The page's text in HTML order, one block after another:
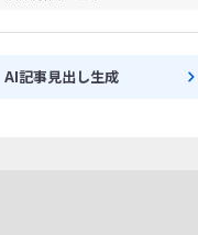
AI記事見出し生成